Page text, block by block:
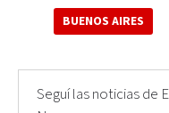
BUENOS AIRES
Seguí las noticias de